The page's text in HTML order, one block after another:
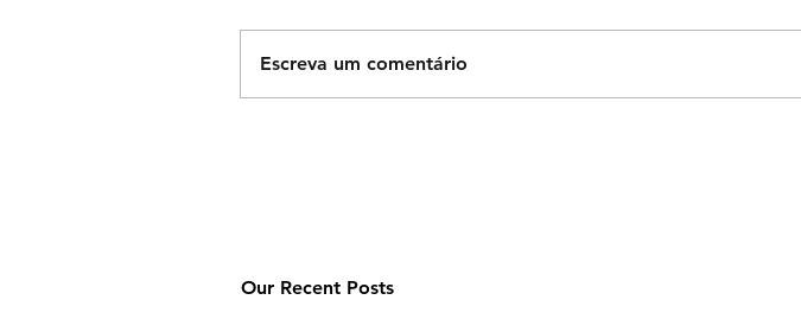
Our Recent Posts
Escreva um comentário